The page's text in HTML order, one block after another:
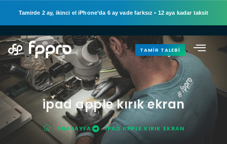
Tamirde 2 ay, ikinci el iPhone’da 6 ay vade farksız • 12 aya kadar taksit
TAMIR TALEBI
ipad apple kırık ekran
ANASAYFA IPAD APPLE KIRIK EKRAN